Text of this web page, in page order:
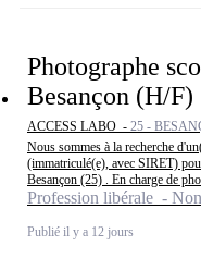
Photographe
Besançon (H/F)
ACCESS LABO - 25 -
Nous sommes à la recherche
(immatriculé(e), avec SIRET)
Besançon (25) . En charge de
Profession libérale -
Publié il y a 12 jours